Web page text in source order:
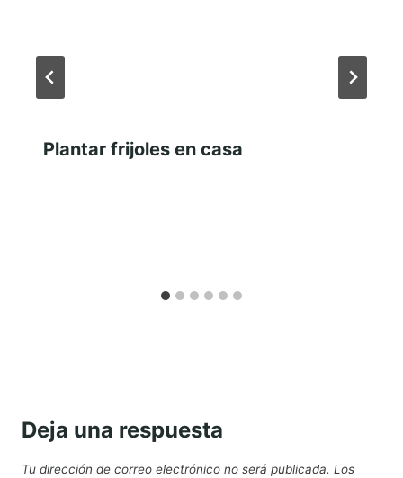
Plantar frijoles en casa
Deja una respuesta
Tu dirección de correo electrónico no será publicada. Los